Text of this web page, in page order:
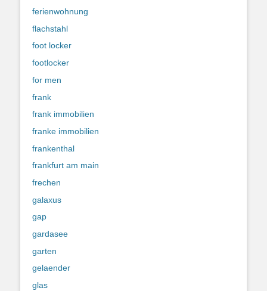
ferienwohnung
flachstahl
foot locker
footlocker
for men
frank
frank immobilien
franke immobilien
frankenthal
frankfurt am main
frechen
galaxus
gap
gardasee
garten
gelaender
glas